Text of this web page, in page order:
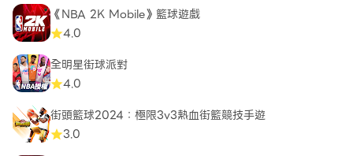
《NBA 2K Mobile》籃球遊戲
4.0
全明星街球派對
4.0
街頭籃球2024：極限3v3熱血街籃競技手遊
3.0